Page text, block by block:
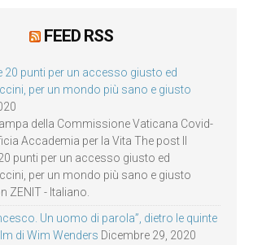
FEED RSS
20 punti per un accesso giusto ed
per un mondo più sano e giusto
della Commissione Vaticana Covid-
Accademia per la Vita The post Il
punti per un accesso giusto ed
per un mondo più sano e giusto
ZENIT - Italiano.
Un uomo di parola”, dietro le quinte
di Wim Wenders Dicembre 29, 2020